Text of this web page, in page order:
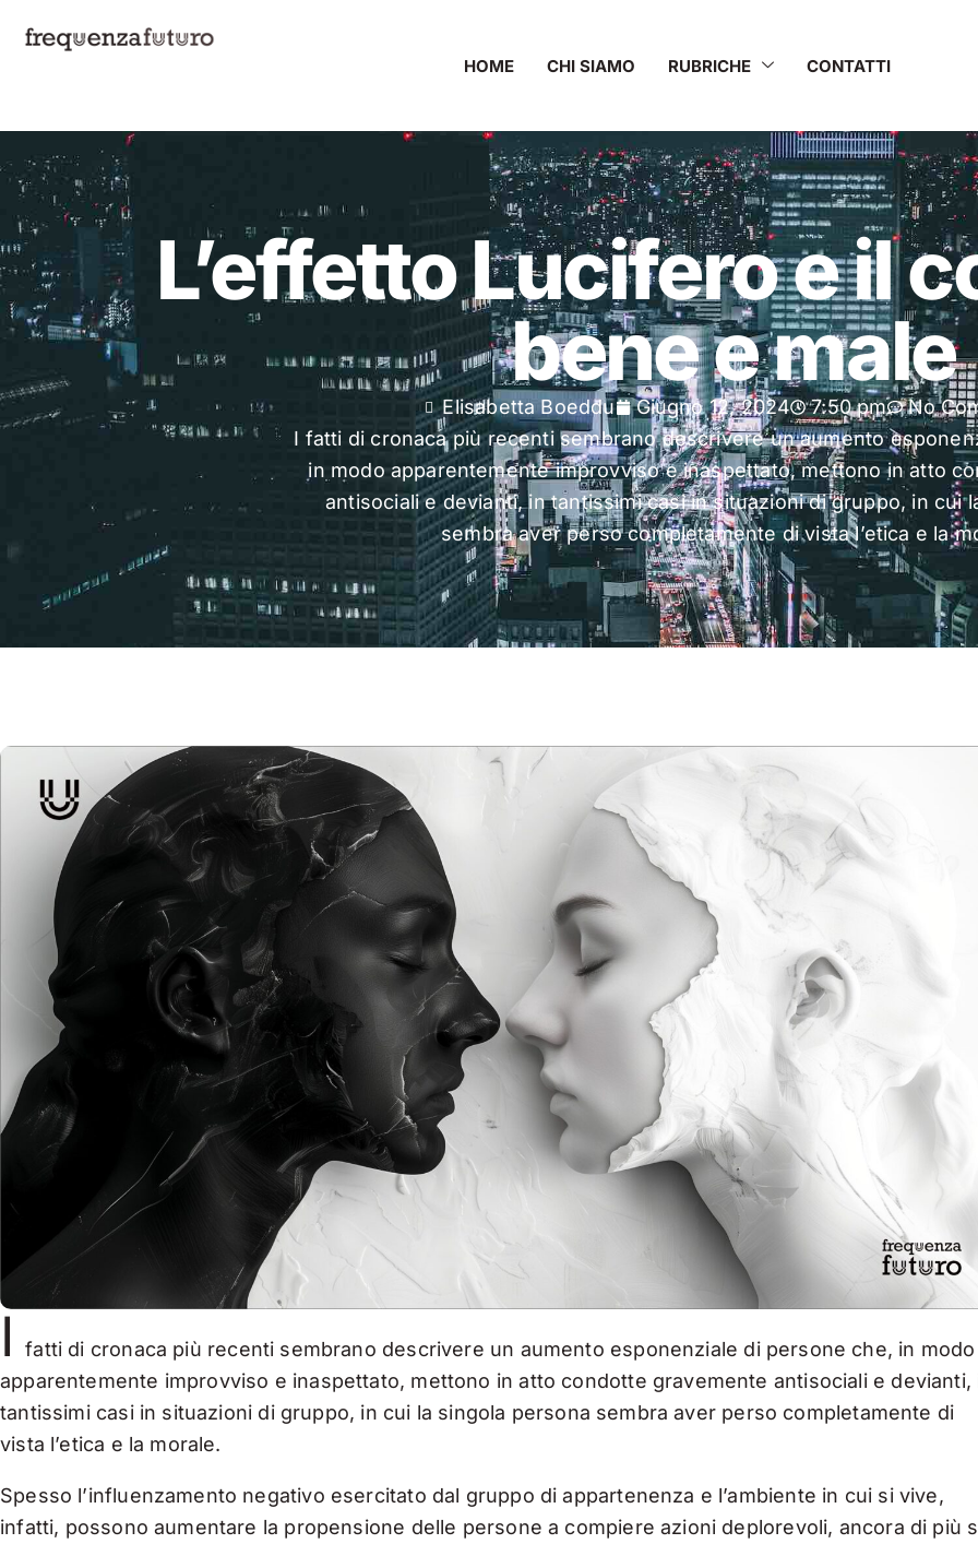
HOME CHI SIAMO RUBRICHE CONTATTI
L’effetto Lucifero e il
bene e male
Elisabetta Boeddu Giugno 12, 2024 7:50 pm
No
I fatti di cronaca più recenti sembrano descrivere un aumento
in modo apparentemente improvviso e inaspettato, mettono in atto
antisociali e devianti, in tantissimi casi in situazioni di gruppo, in cui
sembra aver perso completamente di vista l’etica e la
I
fatti di cronaca più recenti sembrano descrivere un aumento esponenziale di persone che, in modo
apparentemente improvviso e inaspettato, mettono in atto condotte gravemente antisociali e devianti,
tantissimi casi in situazioni di gruppo, in cui la singola persona sembra aver perso completamente di
vista l’etica e la morale.
Spesso l’influenzamento negativo esercitato dal gruppo di appartenenza e l’ambiente in cui si vive,
infatti, possono aumentare la propensione delle persone a compiere azioni deplorevoli, ancora di più